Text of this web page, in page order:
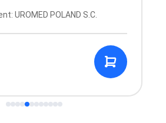
UROMED POLAND S.C.